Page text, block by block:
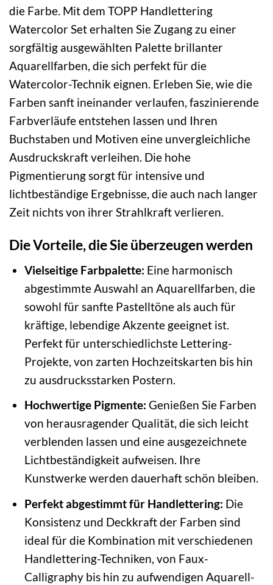
die Farbe. Mit dem TOPP Handlettering
Watercolor Set erhalten Sie Zugang zu einer
sorgfältig ausgewählten Palette brillanter
Aquarellfarben, die sich perfekt für die
Watercolor-Technik eignen. Erleben Sie, wie die
Farben sanft ineinander verlaufen, faszinierende
Farbverläufe entstehen lassen und Ihren
Buchstaben und Motiven eine unvergleichliche
Ausdruckskraft verleihen. Die hohe
Pigmentierung sorgt für intensive und
lichtbeständige Ergebnisse, die auch nach langer
Zeit nichts von ihrer Strahlkraft verlieren.
Die Vorteile, die Sie überzeugen werden
Vielseitige Farbpalette: Eine harmonisch
abgestimmte Auswahl an Aquarellfarben, die
sowohl für sanfte Pastelltöne als auch für
kräftige, lebendige Akzente geeignet ist.
Perfekt für unterschiedlichste Lettering-
Projekte, von zarten Hochzeitskarten bis hin
zu ausdrucksstarken Postern.
Hochwertige Pigmente: Genießen Sie Farben
von herausragender Qualität, die sich leicht
verblenden lassen und eine ausgezeichnete
Lichtbeständigkeit aufweisen. Ihre
Kunstwerke werden dauerhaft schön bleiben.
Perfekt abgestimmt für Handlettering: Die
Konsistenz und Deckkraft der Farben sind
ideal für die Kombination mit verschiedenen
Handlettering-Techniken, von Faux-
Calligraphy bis hin zu aufwendigen Aquarell-